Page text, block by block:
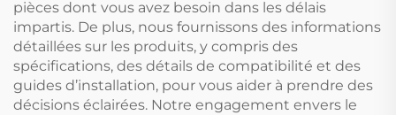
pièces dont vous avez besoin dans les délais
impartis. De plus, nous fournissons des informations
détaillées sur les produits, y compris des
spécifications, des détails de compatibilité et des
guides d’installation, pour vous aider à prendre des
décisions éclairées. Notre engagement envers le